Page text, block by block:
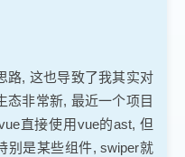
路, 这也导致了我其实对
态非常新, 最近一个项目
直接使用vue的ast, 但
别是某些组件, swiper就